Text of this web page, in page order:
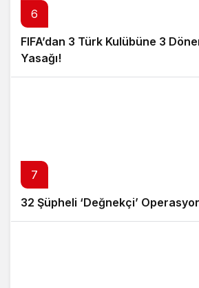
6
FIFA’dan 3 Türk Kulübüne 3
Yasağı!
7
32 Şüpheli ‘Değnekçi’